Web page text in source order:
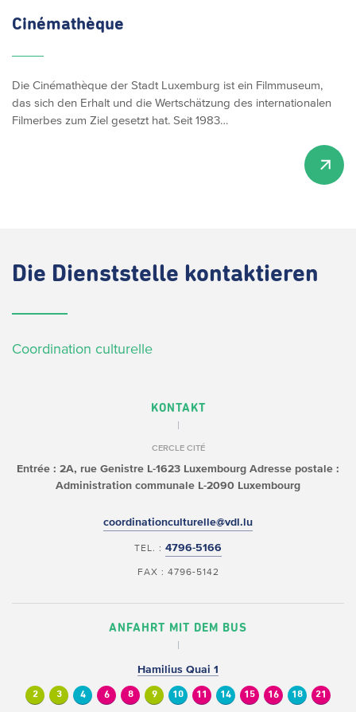
Cinémathèque
Die Cinémathèque der Stadt Luxemburg ist ein Filmmuseum,
das sich den Erhalt und die Wertschätzung des internationalen
Filmerbes zum Ziel gesetzt hat. Seit 1983…
Die Dienststelle kontaktieren
Coordination culturelle
KONTAKT
CERCLE CITÉ
Entrée : 2A, rue Genistre L-1623 Luxembourg Adresse postale :
Administration communale L-2090 Luxembourg
coordinationculturelle@vdl.lu
TEL. : 4796-5166
FAX : 4796-5142
ANFAHRT MIT DEM BUS
Hamilius Quai 1
2 3 4 6 8 9 10 11 14 15 16 18 21